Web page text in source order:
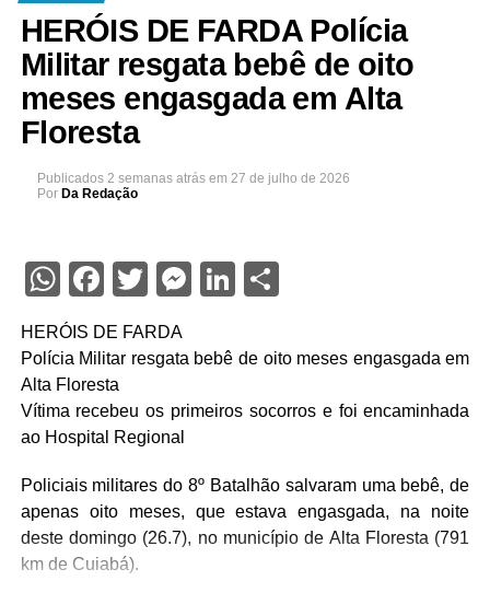
HERÓIS DE FARDA Polícia
Militar resgata bebê de oito
meses engasgada em Alta
Floresta
Publicados 2 semanas atrás em 27 de julho de 2026
Por Da Redação
WhatsApp
Facebook
Twitter
Messenger
LinkedIn
Share
HERÓIS DE FARDA
Polícia Militar resgata bebê de oito meses engasgada em
Alta Floresta
Vítima recebeu os primeiros socorros e foi encaminhada
ao Hospital Regional
Policiais militares do 8º Batalhão salvaram uma bebê, de
apenas oito meses, que estava engasgada, na noite
deste domingo (26.7), no município de Alta Floresta (791
km de Cuiabá).